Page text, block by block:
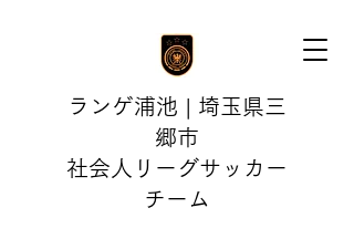
ランゲ浦池 | 埼玉県三
郷市
社会人リーグサッカー
チーム